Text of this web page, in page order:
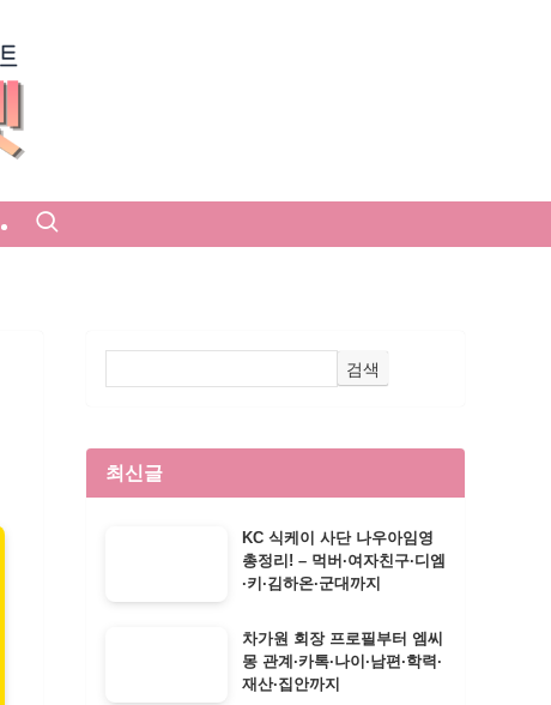
검색
최신글
KC 식케이 사단 나우아임영
총정리! – 먹버·여자친구·디엠
·키·김하온·군대까지
차가원 회장 프로필부터 엠씨
몽 관계·카톡·나이·남편·학력·
재산·집안까지